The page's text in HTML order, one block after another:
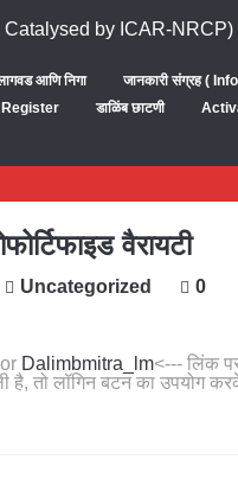
आणि निगा जानकारी संग्रह (
Register डाळिंब छाटणी
वैरायटी
Uncategorized 0
or Dalimbmitra_lm<--- लिंक
तो लॉगिन बटन का उपयोग